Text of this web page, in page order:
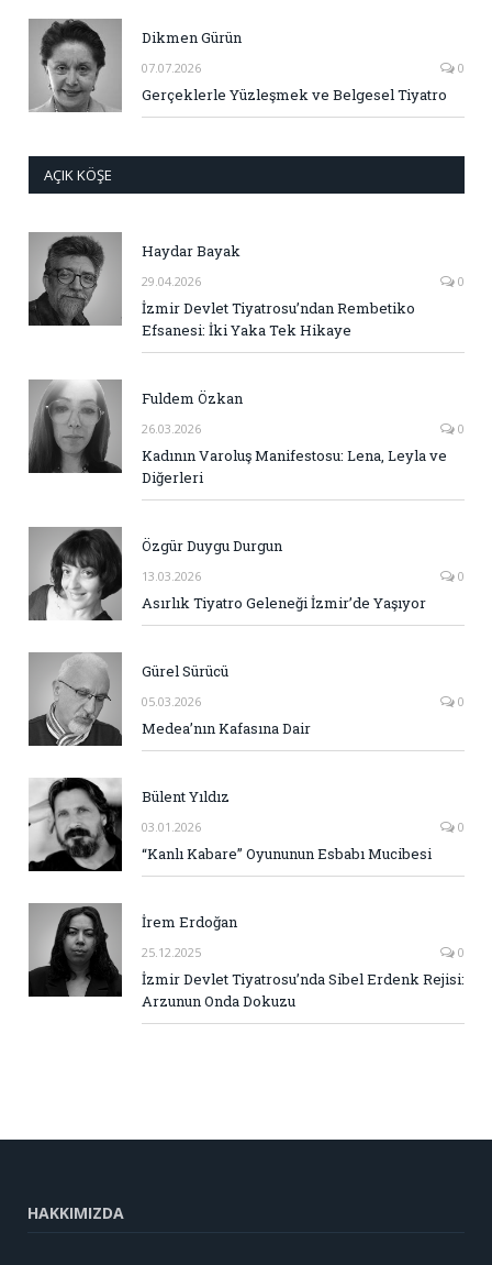
Dikmen Gürün
07.07.2026 0
Gerçeklerle Yüzleşmek ve Belgesel Tiyatro
AÇIK KÖŞE
Haydar Bayak
29.04.2026 0
İzmir Devlet Tiyatrosu’ndan Rembetiko
Efsanesi: İki Yaka Tek Hikaye
Fuldem Özkan
26.03.2026 0
Kadının Varoluş Manifestosu: Lena, Leyla ve
Diğerleri
Özgür Duygu Durgun
13.03.2026 0
Asırlık Tiyatro Geleneği İzmir’de Yaşıyor
Gürel Sürücü
05.03.2026 0
Medea’nın Kafasına Dair
Bülent Yıldız
03.01.2026 0
“Kanlı Kabare” Oyununun Esbabı Mucibesi
İrem Erdoğan
25.12.2025 0
İzmir Devlet Tiyatrosu’nda Sibel Erdenk Rejisi:
Arzunun Onda Dokuzu
HAKKIMIZDA